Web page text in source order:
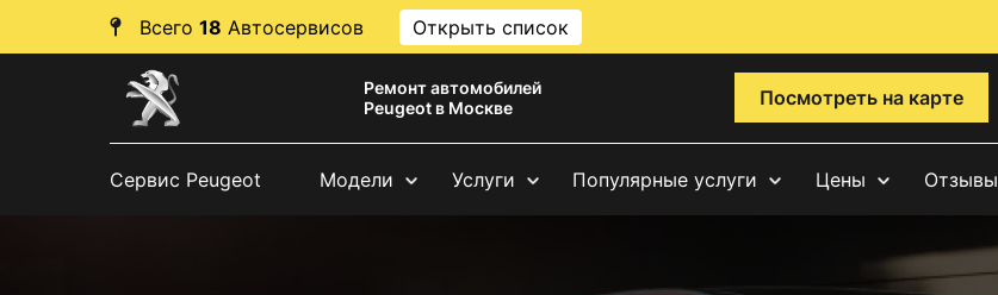
Всего 18 Автосервисов Открыть список
Ремонт автомобилей
Peugeot в Москве
Посмотреть на карте
Сервис Peugeot Модели Услуги Популярные услуги Цены Отзывы